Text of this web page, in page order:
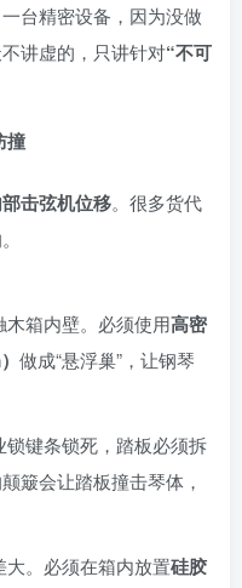
台精密设备，因为没做
讲虚的，只讲针对“不可
撞
击弦机位移。很多货代
箱内壁。必须使用高密
做成“悬浮巢”，让钢琴
锁键条锁死，踏板必须拆
簸会让踏板撞击琴体，
。必须在箱内放置硅胶